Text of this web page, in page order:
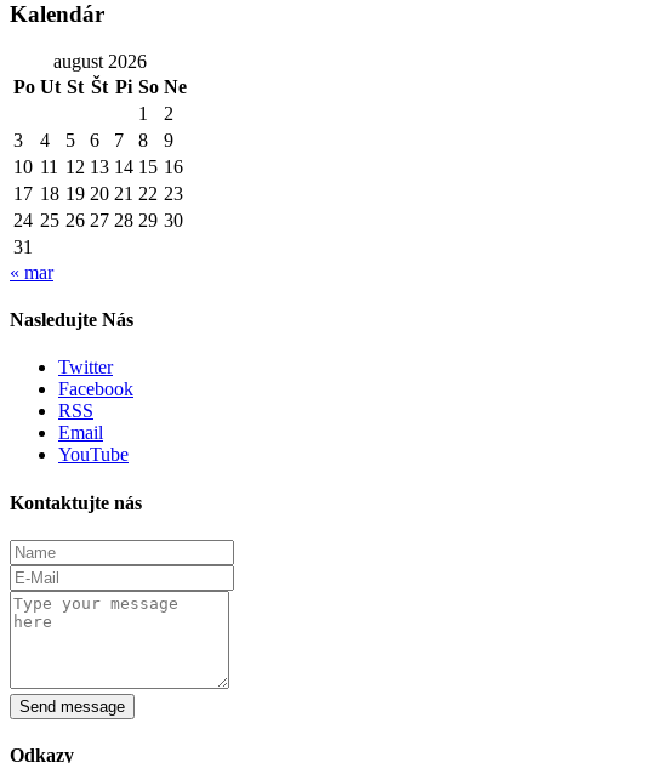
Kalendár
august 2026
Po Ut St Št Pi So Ne
1
2
3
4 5 6 7 8
9
10 11 12 13 14 15 16
17 18 19 20 21 22 23
24 25 26 27 28 29 30
31
« mar
Nasledujte Nás
Twitter
Facebook
RSS
Email
YouTube
Kontaktujte nás
Send message
Odkazy